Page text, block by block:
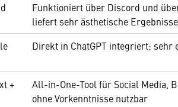
Funktioniert über Discord und
liefert sehr ästhetische Ergebnisse
Direkt in ChatGPT integriert; sehr
+
All-in-One-Tool für Social Media,
ohne Vorkenntnisse nutzbar